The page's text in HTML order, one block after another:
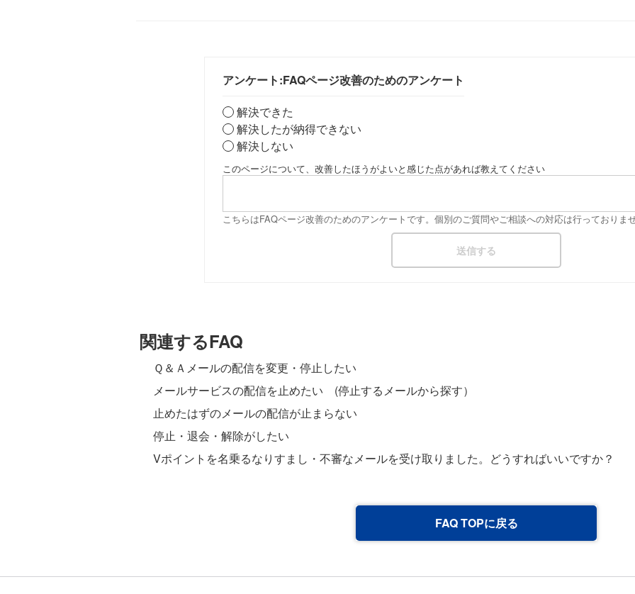
アンケート:FAQページ改善のためのアンケート
解決できた
解決したが納得できない
解決しない
このページについて、改善したほうがよいと感じた点があれば教えてください
こちらはFAQページ改善のためのアンケートです。個別のご質問やご相談への対応は行っておりま
関連するFAQ
Ｑ＆Ａメールの配信を変更・停止したい
メールサービスの配信を止めたい (停止するメールから探す）
止めたはずのメールの配信が止まらない
停止・退会・解除がしたい
Vポイントを名乗るなりすまし・不審なメールを受け取りました。どうすればいいですか？
FAQ TOPに戻る